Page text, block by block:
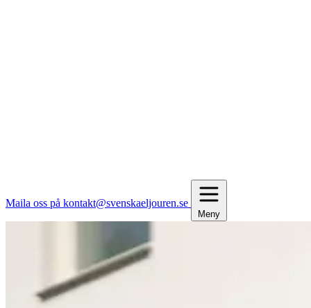
Maila oss på kontakt@svenskaeljouren.se
Meny